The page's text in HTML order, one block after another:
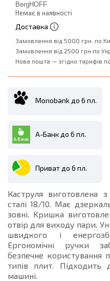
BergHOFF
Немає в наявності
Доставка
Замовлення від 5000 грн. по
Замовлення від 2500 грн.по
Нова пошта — згідно тарифів по
Monobank до 6 пл.
А-Банк до 6 пл.
Приват до 6 пл.
Каструля виготовлена з
сталі 18/10. Має
зовні. Kришка
отвір для виходу пари.
швидкого і
Ергономічні ручки
безпечне користування
типів плит. Підходить
машині.